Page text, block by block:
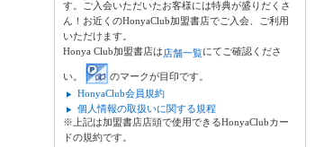
す。ご入会いただいたお客様には特典が盛りだくさ
ん！お近くのHonyaClub加盟書店でご入会、ご利用
いただけます。
Honya Club加盟書店は店舗一覧にてご確認くださ
い。
のマークが目印です。
HonyaClub会員規約
個人情報の取扱いに関する規程
※上記は加盟書店店頭で使用できるHonyaClubカー
ドの規約です。